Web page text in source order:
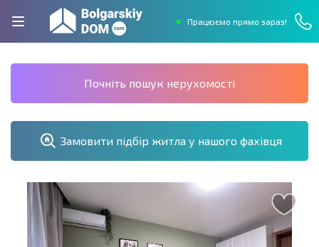
Працюємо прямо зараз!
Почніть пошук нерухомості
Замовити підбір житла у нашого фахівця